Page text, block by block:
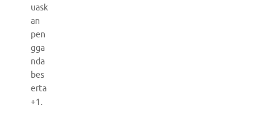
uask
an
pen
gga
nda
bes
erta
+1.